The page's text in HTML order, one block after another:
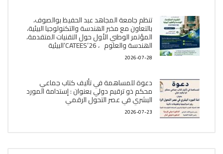
تنظم جامعة المجاهد عبد الحفيظ بوالصوف،
بالتعاون مع مخبر الھندسة والتكنولوجيا البیئیة،
المؤتمر الوطني الأول حول التقنيات المتقدمة،
الھندسة والعلوم ، CATEES’26’البیئية
2026-07-28
دعوة للمساهمة في تأليف كتاب جماعي
محكم ذو ترقيم دولي بعنوان : إستدامة المورد
البشري في عصر التحول الرقمي
2026-07-23